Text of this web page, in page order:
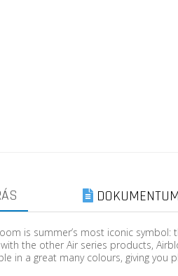
is summer’s most iconic
the other Air series products,
in a great many colours, giving